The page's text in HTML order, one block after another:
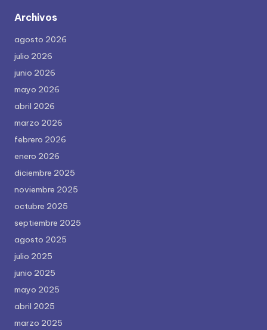
Archivos
agosto 2026
julio 2026
junio 2026
mayo 2026
abril 2026
marzo 2026
febrero 2026
enero 2026
diciembre 2025
noviembre 2025
octubre 2025
septiembre 2025
agosto 2025
julio 2025
junio 2025
mayo 2025
abril 2025
marzo 2025